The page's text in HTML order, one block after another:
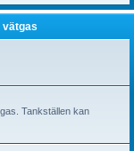
vätgas
Tankställen kan